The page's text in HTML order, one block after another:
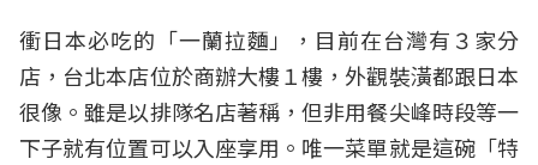
衝日本必吃的「一蘭拉麵」，目前在台灣有３家分
店，台北本店位於商辦大樓１樓，外觀裝潢都跟日本
很像。雖是以排隊名店著稱，但非用餐尖峰時段等一
下子就有位置可以入座享用。唯一菜單就是這碗「特